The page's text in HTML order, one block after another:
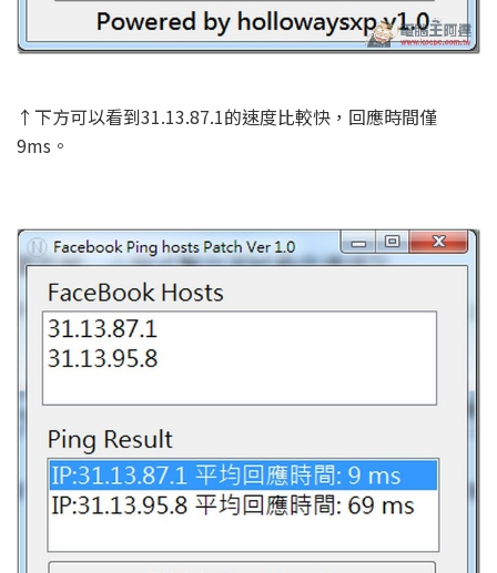
↑下方可以看到31.13.87.1的速度比較快，回應時間僅
9ms。